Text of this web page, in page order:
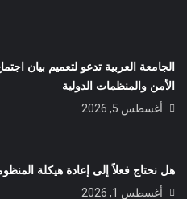
الجامعة العربية تدعو لتعميم بيان
الأمن والمنظمات الدولية
أغسطس 5, 2026
هل نحتاج فعلاً إلى إعادة هيكلة
أغسطس 1, 2026